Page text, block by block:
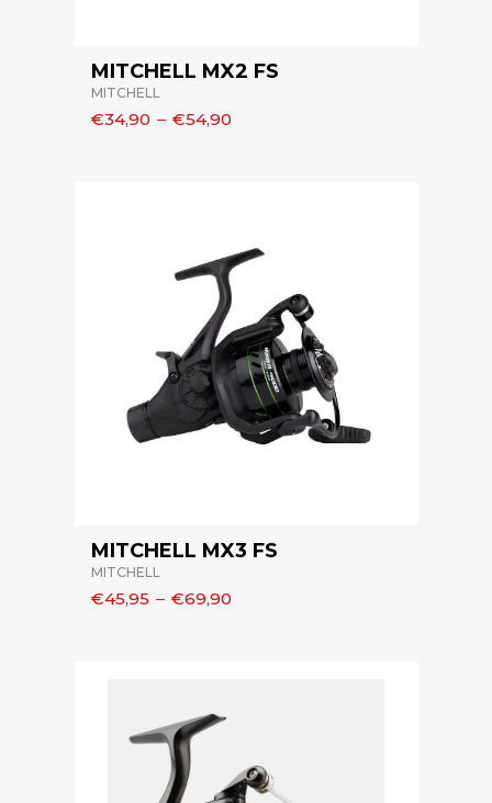
MITCHELL MX2 FS
MITCHELL
€34,90 – €54,90
MITCHELL MX3 FS
MITCHELL
€45,95 – €69,90